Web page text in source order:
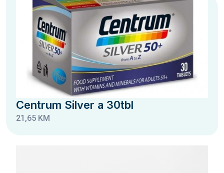
Centrum Silver a 30tbl
21,65 KM